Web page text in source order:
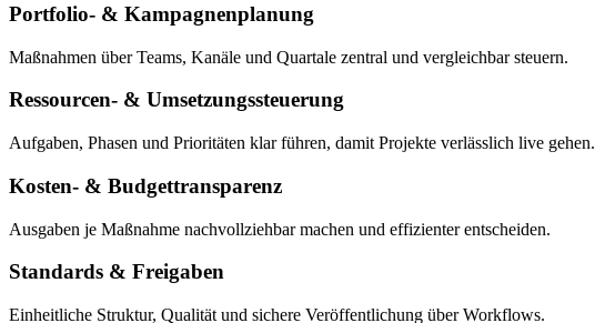
Portfolio- & Kampagnenplanung
Maßnahmen über Teams, Kanäle und Quartale zentral und vergleichbar steuern.
Ressourcen- & Umsetzungssteuerung
Aufgaben, Phasen und Prioritäten klar führen, damit Projekte verlässlich live gehen.
Kosten- & Budgettransparenz
Ausgaben je Maßnahme nachvollziehbar machen und effizienter entscheiden.
Standards & Freigaben
Einheitliche Struktur, Qualität und sichere Veröffentlichung über Workflows.